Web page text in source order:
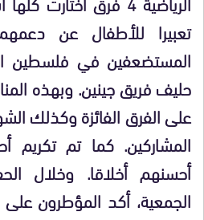
تعبيرا للأطفال عن
المستضعفين في فلسطين
حليف فريق جينين. وبهذه
على الفرق الفائزة وكذلك
المشاركين. كما تم تكريم
أحسنهم أخلاقا. وخلال
الجمعية، أكد المؤطرون